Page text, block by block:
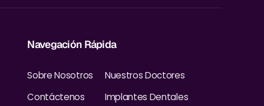
Navegación Rápida
Sobre Nosotros
Contáctenos
Nuestros Doctores
Implantes Dentales